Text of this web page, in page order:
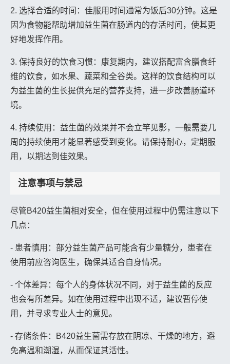
2. 选择合适的时间：佳服用时间通常为饭后30分钟。这是
因为食物能帮助增加益生菌在肠道内的存活时间，使其更
好地发挥作用。
3. 保持良好的饮食习惯：康复期内，建议搭配富含膳食纤
维的饮食，如水果、蔬菜和全谷类。这样的饮食结构可以
为益生菌的生长提供充足的营养支持，进一步改善肠道环
境。
4. 持续使用：益生菌的效果并不会立竿见影，一般需要几
周的持续使用才能显著感受到变化。请保持耐心，定期服
用，以期达到佳效果。
注意事项与禁忌
尽管B420益生菌相对安全，但在使用过程中仍需注意以下
几点：
- 患者慎用：部分益生菌产品可能含有少量糖分，患者在
使用前应咨询医生，确保其适合自身情况。
- 个体差异：每个人的身体状况不同，对于益生菌的反应
也会有所差异。如在使用过程中出现不适，建议暂停使
用，并寻求专业人士的意见。
- 存储条件：B420益生菌需存放在阴凉、干燥的地方，避
免高温和潮湿，从而保证其活性。